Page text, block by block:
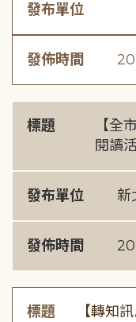
發布單位
發佈時間
標題
【全
閱讀
發布單位 新
發佈時間
標題
【轉知